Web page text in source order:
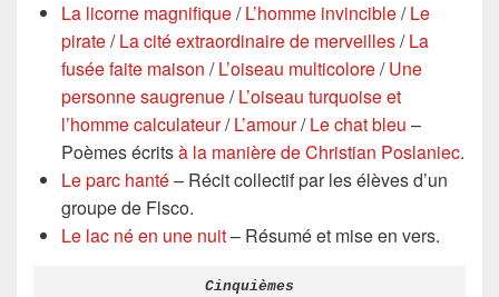
La licorne magnifique/L’homme invincible/Le
pirate/La cité extraordinaire de merveilles/La
fusée faite maison /L’oiseau multicolore/Une
personne saugrenue/L’oiseau turquoise et
l’homme calculateur/L’amour/Le chat bleu –
Poèmes écritsà la manière de Christian Poslaniec.
Le parc hanté– Récit collectif par les élèves d’un
groupe de Flsco.
Le lac né en une nuit– Résumé et mise en vers.
Cinquièmes